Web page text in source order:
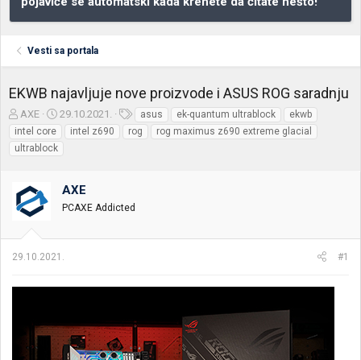
Vesti sa portala
EKWB najavljuje nove proizvode i ASUS ROG saradnju
Z
a
č
e
n
i
k
m
AXE
D
t
u
p
k
t
n
29.10.2021.
z
n
asus ek-quantum ultrablock
ekwb
intel core
intel z690 rog
rog maximus z690 extreme glacial
ultrablock
AXE
PCAXE Addicted
29.10.2021. #1